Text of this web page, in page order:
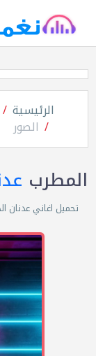
الرئيسية
الصور
المطرب
تحميل اغاني عدنان